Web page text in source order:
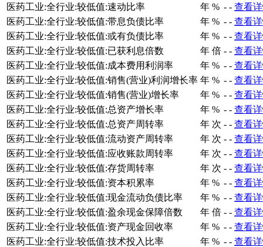
医药工业:全行业:较低值:速动比率
年 % - - 查看
医药工业:全行业:较低值:带息负债比率
年 % - - 查看
医药工业:全行业:较低值:或有负债比率
年 % - - 查看
医药工业:全行业:较低值:已获利息倍数
年 倍 - - 查看
医药工业:全行业:较低值:成本费用利润率
年 % - - 查看
医药工业:全行业:较低值:销售(营业)利润增长率 年 % - - 查看
医药工业:全行业:较低值:销售(营业)增长率
年 % - - 查看
医药工业:全行业:较低值:总资产增长率
年 % - - 查看
医药工业:全行业:较低值:总资产周转率
年 次 - - 查看
医药工业:全行业:较低值:流动资产周转率
年 次 - - 查看
医药工业:全行业:较低值:应收账款周转率
年 次 - - 查看
医药工业:全行业:较低值:存货周转率
年 次 - - 查看
医药工业:全行业:较低值:资本积累率
年 % - - 查看
医药工业:全行业:较低值:现金流动负债比率
年 % - - 查看
医药工业:全行业:较低值:盈余现金保障倍数
年 倍 - - 查看
医药工业:全行业:较低值:资产现金回收率
年 % - - 查看
医药工业:全行业:较低值:技术投入比率
年 % - - 查看